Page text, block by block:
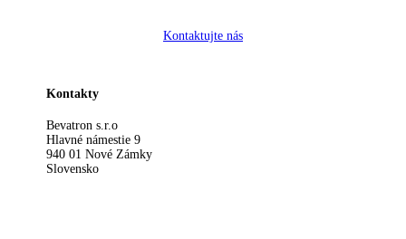
Kontaktujte nás
Kontakty
Bevatron s.r.o
Hlavné námestie 9
940 01 Nové Zámky
Slovensko